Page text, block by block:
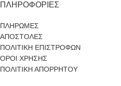
ΠΛΗΡΟΦΟΡΙΕΣ
ΠΛΗΡΩΜΕΣ
ΑΠΟΣΤΟΛΕΣ
ΠΟΛΙΤΙΚΗ ΕΠΙΣΤΡΟΦΩΝ
ΟΡΟΙ ΧΡΗΣΗΣ
ΠΟΛΙΤΙΚΗ ΑΠΟΡΡΗΤΟΥ